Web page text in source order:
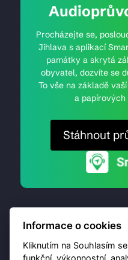
Procházejte se,
Jihlava s aplikací
památky a skrytá
obyvatel, dozvíte se
To vše na základě
a
Stáhnout
Informace o cookies
Kliknutím na Souhlasím
funkční, výkonnostní,